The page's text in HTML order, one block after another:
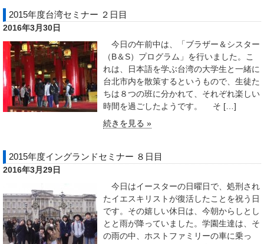
2015年度台湾セミナー ２日目
2016年3月30日
今日の午前中は、「ブラザー＆シスター
（B＆S）プログラム」を行いました。こ
れは、日本語を学ぶ台湾の大学生と一緒に
台北市内を散策するというもので、生徒た
ちは８つの班に分かれて、それぞれ楽しい
時間を過ごしたようです。 そ […]
続きを見る »
2015年度イングランドセミナー ８日目
2016年3月29日
今日はイースターの日曜日で、処刑され
たイエスキリストが復活したことを祝う日
です。その嬉しい休日は、今朝からしとし
とと雨が降っていました。学園生達は、そ
の雨の中、ホストファミリーの車に乗っ